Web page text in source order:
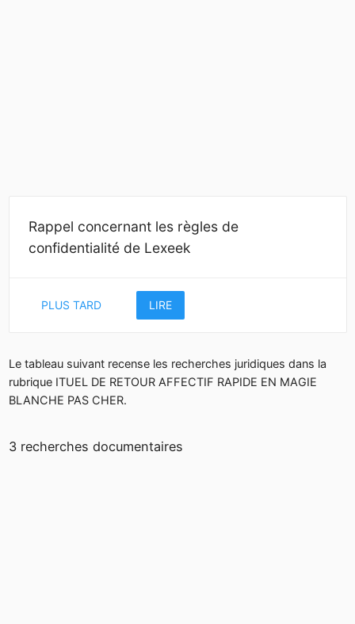
Rappel concernant les règles de
confidentialité de Lexeek
PLUS TARD LIRE
Le tableau suivant recense les recherches juridiques dans la
rubrique ITUEL DE RETOUR AFFECTIF RAPIDE EN MAGIE
BLANCHE PAS CHER.
3 recherches documentaires